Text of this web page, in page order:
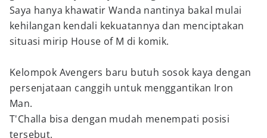
Saya hanya khawatir Wanda nantinya bakal mulai
kehilangan kendali kekuatannya dan menciptakan
situasi mirip House of M di komik.
Kelompok Avengers baru butuh sosok kaya dengan
persenjataan canggih untuk menggantikan Iron
Man.
T'Challa bisa dengan mudah menempati posisi
tersebut.